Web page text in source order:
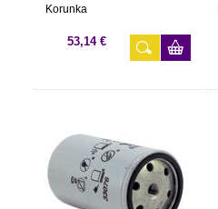
Korunka
53,14 €